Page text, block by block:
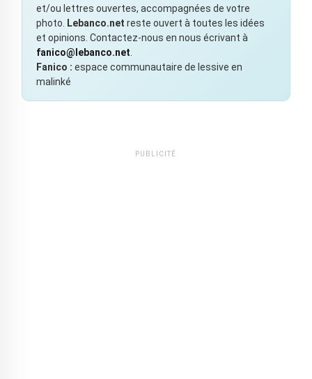
et/ou lettres ouvertes, accompagnées de votre
photo.
Lebanco.net reste ouvert à toutes les idées
et opinions. Contactez-nous en nous écrivant à
fanico@lebanco.net
Fanico : espace communautaire de lessive en
malinké
PUBLICITÉ